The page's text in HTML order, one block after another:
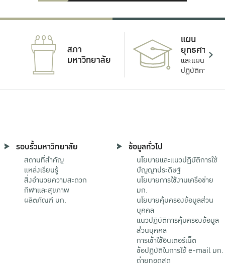
สภา
มหาวิทยาลัย
แผน
ยุทธศาสตร์
และแผน
ปฏิบัติการ
รอบรั้วมหาวิทยาลัย
สถานที่สำคัญ
แหล่งเรียนรู้
สิ่งอำนวยความสะดวก
กีฬาและสุขภาพ
ผลิตภัณฑ์ มก.
ข้อมูลทั่วไป
นโยบายและแนวปฏิบัติการใช้
ปัญญาประดิษฐ์
นโยบายการใช้งานเครือข่าย
มก.
นโยบายคุ้มครองข้อมูลส่วน
บุคคล
แนวปฏิบัติการคุ้มครองข้อมูล
ส่วนบุคคล
การเข้าใช้อินเตอร์เน็ต
ข้อปฏิบัติในการใช้ e-mail มก.
ถ่ายทอดสด